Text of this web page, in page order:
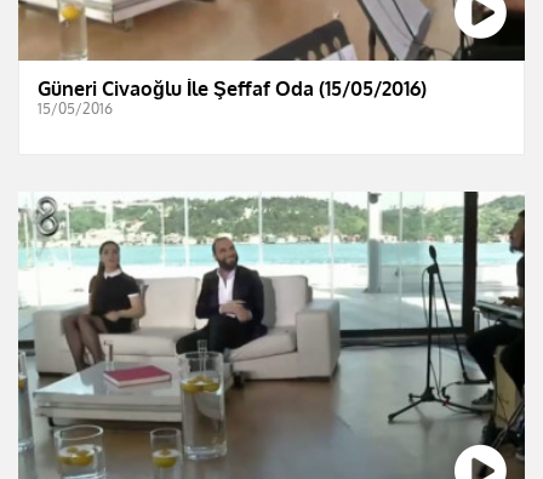
Güneri Civaoğlu İle Şeffaf Oda (15/05/2016)
15/05/2016